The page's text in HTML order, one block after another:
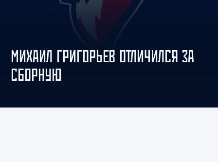
МИХАИЛ ГРИГОРЬЕВ ОТЛИЧИЛСЯ ЗА
СБОРНУЮ